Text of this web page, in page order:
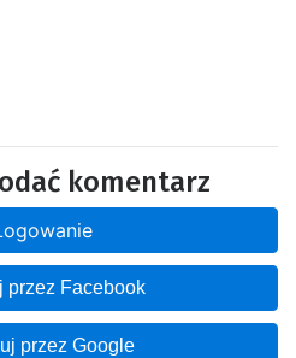
komentarz
przez Facebook
przez Google